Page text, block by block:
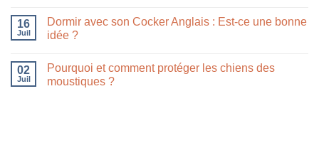
16
Juil
Dormir avec son Cocker Anglais : Est-ce une bonne
idée ?
02
Juil
Pourquoi et comment protéger les chiens des
moustiques ?